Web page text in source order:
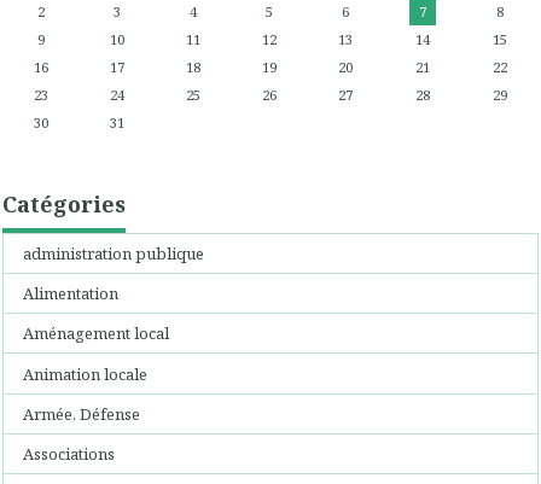
2
3 4 5 6 7
8
9
10 11 12 13 14
15
16
17 18 19 20 21
22
23
24 25 26 27 28
29
30
31
Catégories
administration publique
Alimentation
Aménagement local
Animation locale
Armée, Défense
Associations